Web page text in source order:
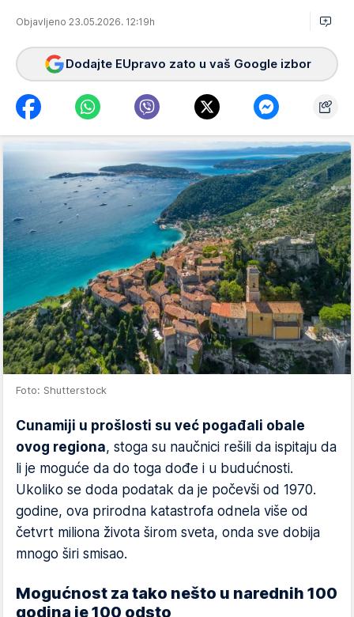
Objavljeno 23.05.2026. 12:19h
Dodajte EUpravo zato u vaš Google izbor
Foto: Shutterstock
Cunamiji u prošlosti su već pogađali obale
ovog regiona, stoga su naučnici rešili da ispitaju da
li je moguće da do toga dođe i u budućnosti.
Ukoliko se doda podatak da je počevši od 1970.
godine, ova prirodna katastrofa odnela više od
četvrt miliona života širom sveta, onda sve dobija
mnogo širi smisao.
Mogućnost za tako nešto u narednih 100
godina je 100 odsto